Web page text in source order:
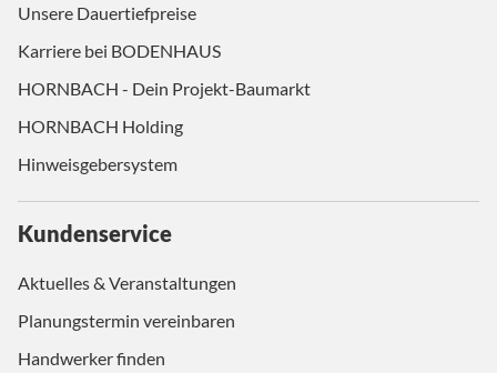
Unsere Dauertiefpreise
Karriere bei BODENHAUS
HORNBACH - Dein Projekt-Baumarkt
HORNBACH Holding
Hinweisgebersystem
Kundenservice
Aktuelles & Veranstaltungen
Planungstermin vereinbaren
Handwerker finden